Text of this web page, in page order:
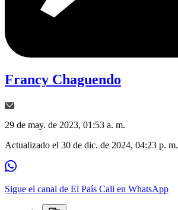
Francy Chaguendo
29 de may. de 2023, 01:53 a. m.
Actualizado el 30 de dic. de 2024, 04:23 p. m.
Sigue el canal de El País Cali en WhatsApp